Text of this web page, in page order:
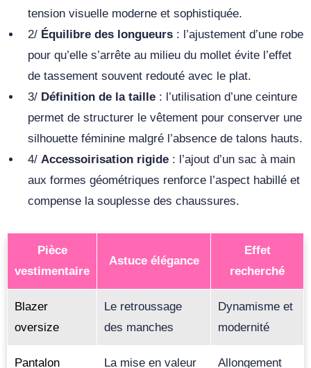
tension visuelle moderne et sophistiquée.
2/ Équilibre des longueurs : l’ajustement d’une robe
pour qu’elle s’arrête au milieu du mollet évite l’effet
de tassement souvent redouté avec le plat.
3/ Définition de la taille : l’utilisation d’une ceinture
permet de structurer le vêtement pour conserver une
silhouette féminine malgré l’absence de talons hauts.
4/ Accessoirisation rigide : l’ajout d’un sac à main
aux formes géométriques renforce l’aspect habillé et
compense la souplesse des chaussures.
Pièce
vestimentaire
Astuce élégance
Effet
recherché
Blazer
oversize
Le retroussage
des manches
Dynamisme et
modernité
Pantalon
La mise en valeur
Allongement